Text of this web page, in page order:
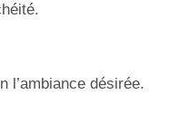
l’ambiance désirée.